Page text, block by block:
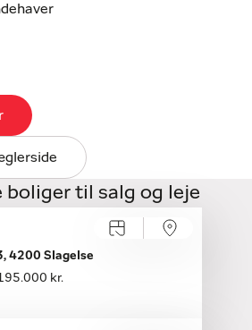
boliger til salg og leje
4200 Slagelse
kr.